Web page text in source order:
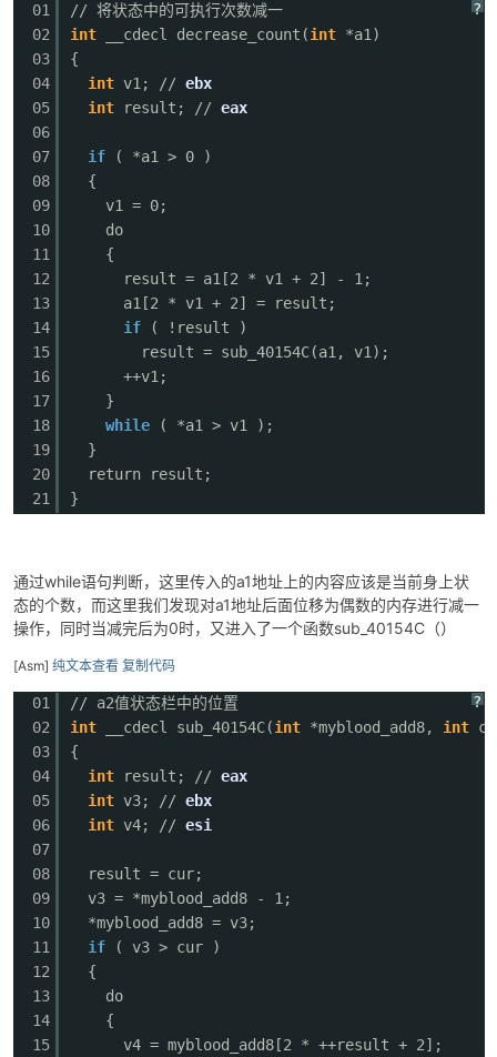
?
01
02
03
04
05
06
07
08
09
10
11
12
13
14
15
16
17
18
19
20
21
// 将状态中的可执行次数减一
int
__cdecl decrease_count(int *a1)
{
int v1; // ebx
int
result; // eax
if
( *a1 > 0 ) // 如果状态
{
v1 = 0;
do
{
result = a1[2 * v1 + 2] - 1;
a1[2 * v1 + 2] = result;
if
( !result )
result = sub_40154C(a1, v1); // 删
++v1;
}
while
( *a1 > v1 ); // 循
}
return result;
}
通过while语句判断， 这里传入的a1地址上的内容应该是当前身上状
态的个数，而这里我们发现对a1地址后面位移为偶数的内存进行减一
操作，同时当减完后为0时，又进入了一个函数sub_40154C（）
[Asm] 纯文本查看 复制代码
?
01
02
03
04
05
06
07
08
09
10
11
12
13
14
15
// a2值状态栏中的位置
int
__cdecl sub_40154C(int *myblood_add8, int
{
int
result; // eax
int v3; // ebx
int v4; // esi
result = cur;
v3 = *myblood_add8 - 1; // 状
*myblood_add8 = v3;
if
( v3 > cur )
{
do // 状态向
{
v4 = myblood_add8[2 * ++result + 2];